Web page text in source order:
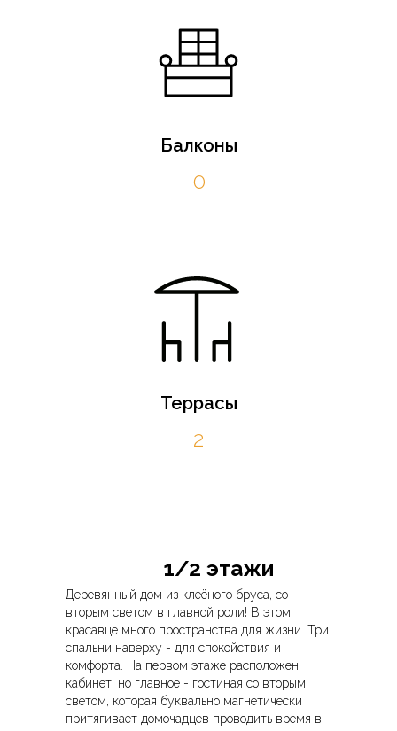
Балконы
0
Террасы
2
Деревянный дом из клеёного бруса, со
вторым светом в главной роли! В этом
красавце много пространства для жизни. Три
спальни наверху - для спокойствия и
комфорта. На первом этаже расположен
кабинет, но главное - гостиная со вторым
светом, которая буквально магнетически
притягивает домочадцев проводить время в
1/2 этажи